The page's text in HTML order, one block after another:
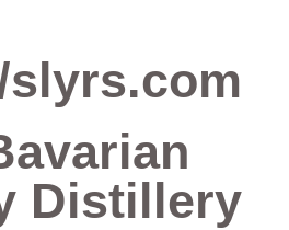
Distillery